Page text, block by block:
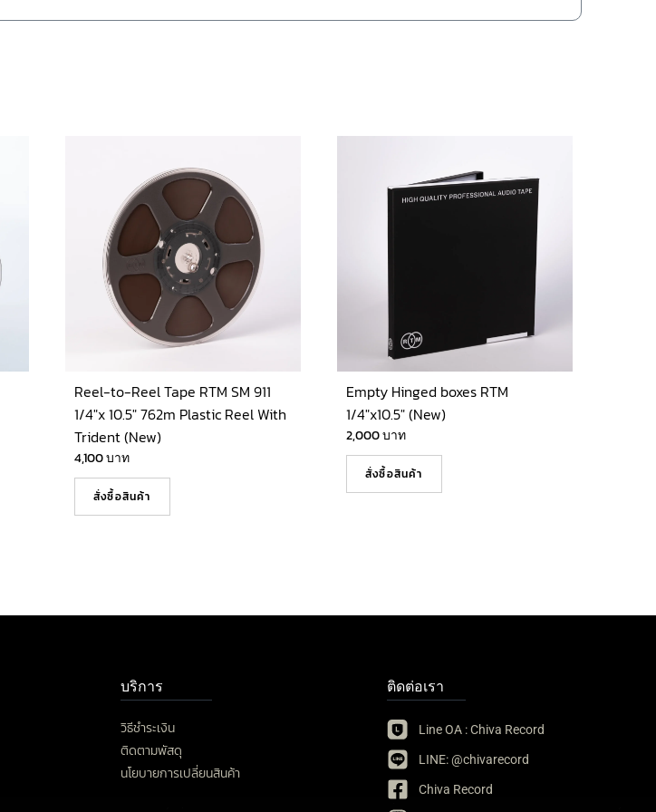
Reel-to-Reel Tape RTM SM 911
1/4″x 10.5″ 762m Plastic Reel With
Trident (New)
4,100บาท
สั่งซื้อสินค้า
Empty Hinged boxes RTM
1/4″x10.5″ (New)
2,000บาท
สั่งซื้อสินค้า
บริการ
วิธีชำระเงิน
ติดตามพัสดุ
นโยบายการเปลี่ยนสินค้า
ติดต่อเรา
Line OA : Chiva Record
LINE: @chivarecord
Chiva Record